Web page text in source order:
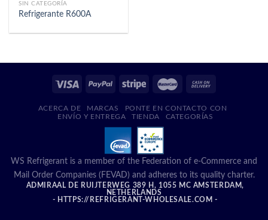
SIN CATEGORÍA
Refrigerante R600A
ACERCA DE MARCAS
PONTE EN CONTACTO CON
ENVÍO Y ENTREGA
TIENDA CATEGORÍAS
WS Refrigerant is a member of the Federation of e-Commerce and
Mail Order Companies (FEVAD) and adheres to its quality charter.
ADMIRAAL DE RUIJTERWEG 389 H, 1055 MC AMSTERDAM,
NETHERLANDS
- HTTPS://REFRIGERANT-WHOLESALE.COM -